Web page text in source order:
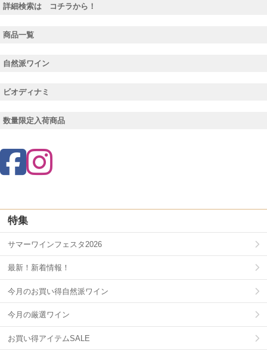
詳細検索は コチラから！
商品一覧
自然派ワイン
ビオディナミ
数量限定入荷商品
特集
サマーワインフェスタ2026
最新！新着情報！
今月のお買い得自然派ワイン
今月の厳選ワイン
お買い得アイテムSALE